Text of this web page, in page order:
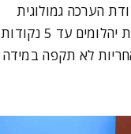
הערכה גמולוגית
ואחריות לשנה. האחריות על נפילת יהלומים עד 5 נקודות
לא תקפה במידה